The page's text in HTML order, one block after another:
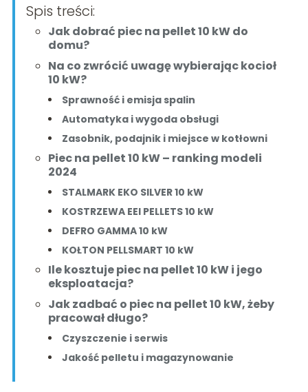
Spis treści:
Jak dobrać piec na pellet 10 kW do
domu?
Na co zwrócić uwagę wybierając kocioł
10 kW?
Sprawność i emisja spalin
Automatyka i wygoda obsługi
Zasobnik, podajnik i miejsce w kotłowni
Piec na pellet 10 kW – ranking modeli
2024
STALMARK EKO SILVER 10 kW
KOSTRZEWA EEI PELLETS 10 kW
DEFRO GAMMA 10 kW
KOŁTON PELLSMART 10 kW
Ile kosztuje piec na pellet 10 kW i jego
eksploatacja?
Jak zadbać o piec na pellet 10 kW, żeby
pracował długo?
Czyszczenie i serwis
Jakość pelletu i magazynowanie